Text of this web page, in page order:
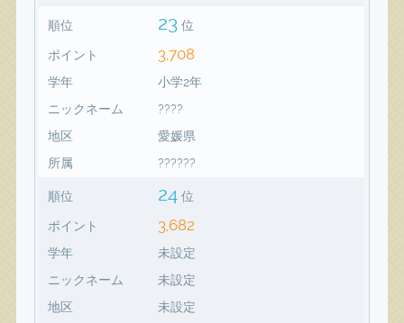
順位 23 位
ポイント 3,708
学年
小学2年
ニックネーム
????
地区
愛媛県
所属
??????
順位 24 位
ポイント 3,682
学年
未設定
ニックネーム
未設定
地区
未設定